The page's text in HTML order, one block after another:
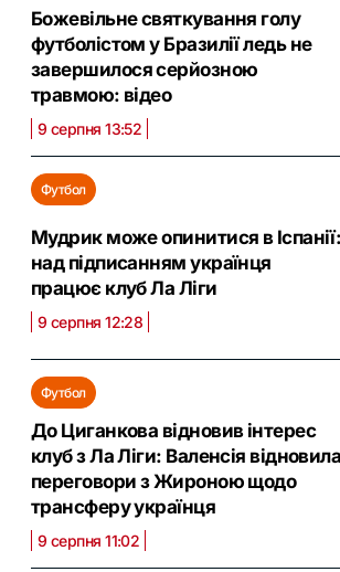
Божевільне святкування голу
футболістом у Бразилії ледь не
завершилося серйозною
травмою: відео
9 серпня 13:52
Футбол
Мудрик може опинитися в Іспанії:
над підписанням українця
працює клуб Ла Ліги
9 серпня 12:28
Футбол
До Циганкова відновив інтерес
клуб з Ла Ліги: Валенсія відновила
переговори з Жироною щодо
трансферу українця
9 серпня 11:02